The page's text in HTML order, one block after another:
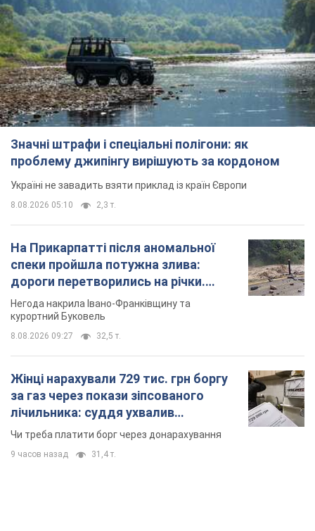
Значні штрафи і спеціальні полігони: як
проблему джипінгу вирішують за кордоном
Україні не завадить взяти приклад із країн Європи
8.08.2026 05:10 2,3 т.
На Прикарпатті після аномальної
спеки пройшла потужна злива:
дороги перетворились на річки.
Відео
Негода накрила Івано-Франківщину та
курортний Буковель
8.08.2026 09:27 32,5 т.
Жінці нарахували 729 тис. грн боргу
за газ через покази зіпсованого
лічильника: суддя ухвалив
неочікуване рішення
Чи треба платити борг через донарахування
9 часов назад 31,4 т.